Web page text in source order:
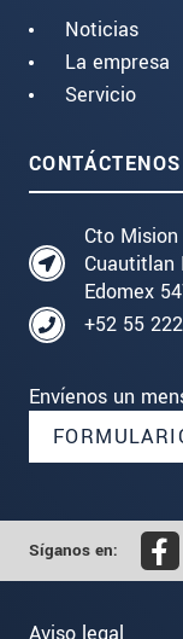
Noticias
La empresa
Servicio
CONTÁCTENOS
Cto
Cuautitlan
Edomex
+52 55
Envíenos un
Síganos en: